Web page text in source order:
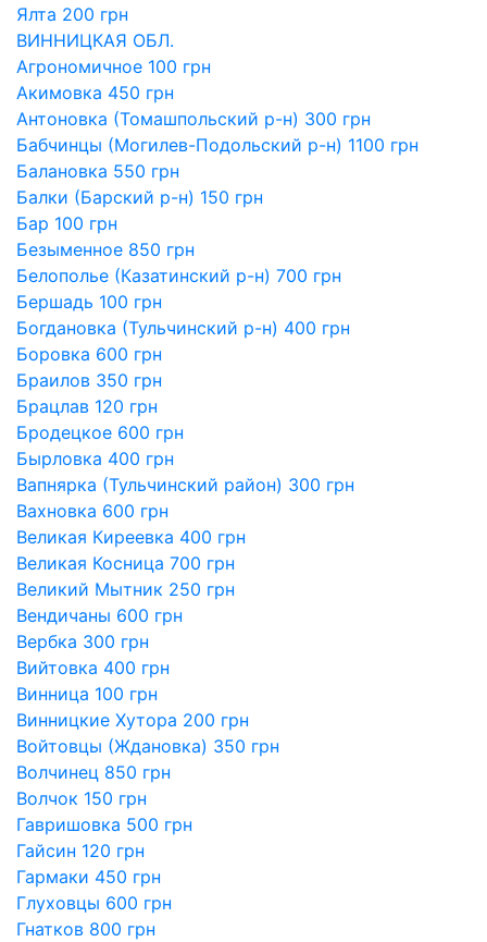
Ялта 200 грн
ВИННИЦКАЯ ОБЛ.
Агрономичное 100 грн
Акимовка 450 грн
Антоновка (Томашпольский р-н) 300 грн
Бабчинцы (Могилев-Подольский р-н) 1100 грн
Балановка 550 грн
Балки (Барский р-н) 150 грн
Бар 100 грн
Безыменное 850 грн
Белополье (Казатинский р-н) 700 грн
Бершадь 100 грн
Богдановка (Тульчинский р-н) 400 грн
Боровка 600 грн
Браилов 350 грн
Брацлав 120 грн
Бродецкое 600 грн
Бырловка 400 грн
Вапнярка (Тульчинский район) 300 грн
Вахновка 600 грн
Великая Киреевка 400 грн
Великая Косница 700 грн
Великий Мытник 250 грн
Вендичаны 600 грн
Вербка 300 грн
Вийтовка 400 грн
Винница 100 грн
Винницкие Хутора 200 грн
Войтовцы (Ждановка) 350 грн
Волчинец 850 грн
Волчок 150 грн
Гавришовка 500 грн
Гайсин 120 грн
Гармаки 450 грн
Глуховцы 600 грн
Гнатков 800 грн